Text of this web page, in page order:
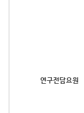
연구전담요원